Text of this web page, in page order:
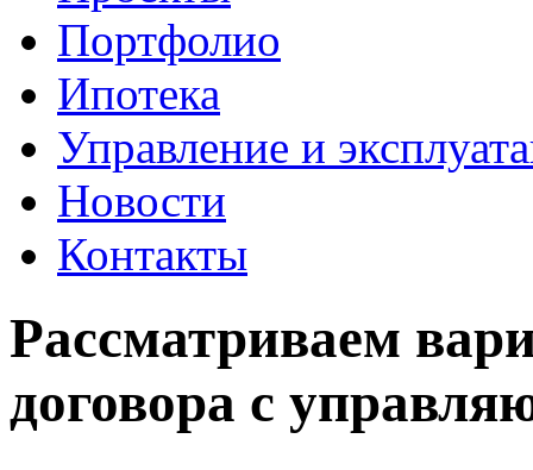
Портфолио
Ипотека
Управление и
Новости
Контакты
Рассматриваем
договора с